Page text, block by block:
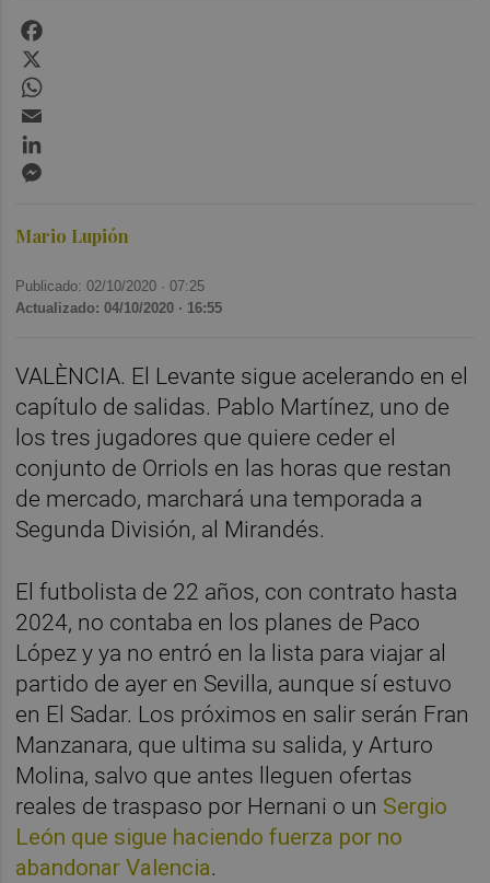
Mario Lupión
Publicado: 02/10/2020 ·07:25
Actualizado: 04/10/2020 · 16:55
VALÈNCIA. El Levante sigue acelerando en el
capítulo de salidas. Pablo Martínez, uno de
los tres jugadores que quiere ceder el
conjunto de Orriols en las horas que restan
de mercado, marchará una temporada a
Segunda División, al Mirandés.
El futbolista de 22 años, con contrato hasta
2024, no contaba en los planes de Paco
López y ya no entró en la lista para viajar al
partido de ayer en Sevilla, aunque sí estuvo
en El Sadar. Los próximos en salir serán Fran
Manzanara, que ultima su salida, y Arturo
Molina, salvo que antes lleguen ofertas
reales de traspaso por Hernani o un Sergio
León que sigue haciendo fuerza por no
abandonar Valencia.